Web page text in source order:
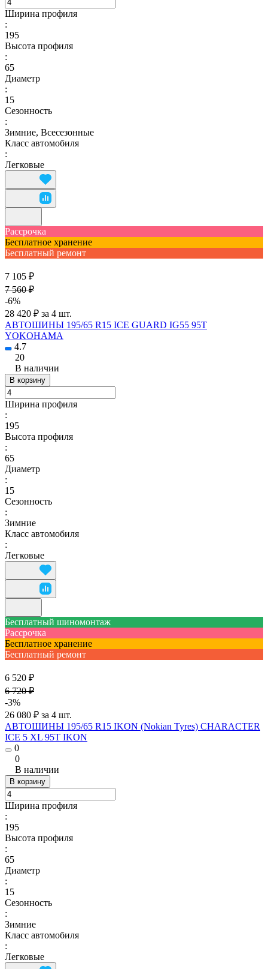
Ширина профиля
:
195
Высота профиля
:
65
Диаметр
:
15
Сезонность
:
Зимние, Всесезонные
Класс автомобиля
:
Легковые
Рассрочка
Бесплатное хранение
Бесплатный ремонт
7 105 ₽
7 560 ₽
-6%
28 420 ₽ за 4 шт.
АВТОШИНЫ 195/65 R15 ICE GUARD IG55 95Т
YOKOHAMA
4.7
20
В наличии
В корзину
Ширина профиля
:
195
Высота профиля
:
65
Диаметр
:
15
Сезонность
:
Зимние
Класс автомобиля
:
Легковые
Бесплатный шиномонтаж
Рассрочка
Бесплатное хранение
Бесплатный ремонт
6 520 ₽
6 720 ₽
-3%
26 080 ₽ за 4 шт.
АВТОШИНЫ 195/65 R15 IKON (Nokian Tyres) CHARACTER
ICE 5 XL 95T IKON
0
0
В наличии
В корзину
Ширина профиля
:
195
Высота профиля
:
65
Диаметр
:
15
Сезонность
:
Зимние
Класс автомобиля
:
Легковые